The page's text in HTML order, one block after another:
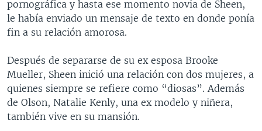
pornográfica y hasta ese momento novia de Sheen,
le había enviado un mensaje de texto en donde ponía
fin a su relación amorosa.
Después de separarse de su ex esposa Brooke
Mueller, Sheen inició una relación con dos mujeres, a
quienes siempre se refiere como “diosas”. Además
de Olson, Natalie Kenly, una ex modelo y niñera,
también vive en su mansión.